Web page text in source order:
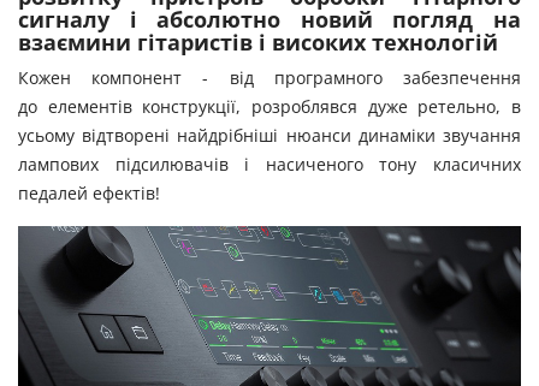
сигналу і абсолютно новий погляд на
взаємини гітаристів і високих технологій
Кожен компонент - від програмного забезпечення
до елементів конструкції, розроблявся дуже ретельно, в
усьому відтворені найдрібніші нюанси динаміки звучання
лампових підсилювачів і насиченого тону класичних
педалей ефектів!